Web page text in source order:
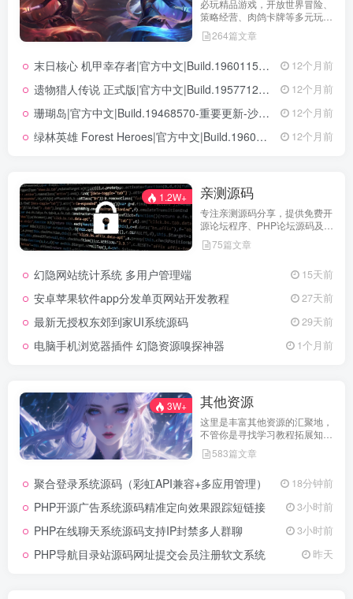
必玩精品游戏，开放世界冒险、
策略经营、肉鸽卡牌等多元玩
法，满足不同玩家的喜好 。
264篇文章
末日核心 机甲幸存者|官方中文|Build.19601158|解压即撸| 12个月前
遗物猎人传说 正式版|官方中文|Build.19577129+全DLC|解压即撸| 12个月前
珊瑚岛|官方中文|Build.19468570-重要更新-沙盒|解压即撸| 12个月前
绿林英雄 Forest Heroes|官方中文|Build.19609351+全DLC|解压即撸| 12个月前
1.2W+ 亲测源码
专注亲测源码分享，提供免费开
源论坛程序、PHP论坛源码及论
坛搭建解决方案，所有源码均经
实际测试可用，助力快速搭建稳
75篇文章
幻隐网站统计系统 多用户管理端 15天前
安卓苹果软件app分发单页网站开发教程 27天前
最新无授权东郊到家UI系统源码 29天前
电脑手机浏览器插件 幻隐资源嗅探神器 1个月前
3W+ 其他资源
这里是丰富其他资源的汇聚地，
不管你是寻找学习教程拓展知
识，还是搜集各类素材激发创作
灵感，亦或是查询专业数据辅助
源定期更新、分类清晰、下载便
务，快来探索发现所需资源！
583篇文章
聚合登录系统源码（彩虹API兼容+多应用管理） 18分钟前
PHP开源广告系统源码精准定向效果跟踪短链接 3小时前
PHP在线聊天系统源码支持IP封禁多人群聊 3小时前
PHP导航目录站源码网址提交会员注册软文系统 昨天